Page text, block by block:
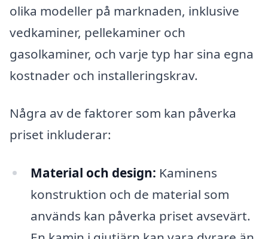
olika modeller på marknaden, inklusive
vedkaminer, pellekaminer och
gasolkaminer, och varje typ har sina egna
kostnader och installeringskrav.
Några av de faktorer som kan påverka
priset inkluderar:
Material och design: Kaminens
konstruktion och de material som
används kan påverka priset avsevärt.